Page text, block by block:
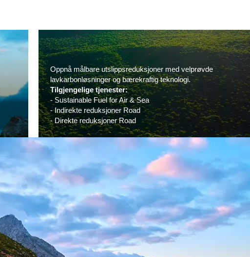
Oppnå målbare utslippsreduksjoner med velprøvde
lavkarbonløsninger og bærekraftig teknologi.
Tilgjengelige tjenester:
- Sustainable Fuel for Air & Sea
- Indirekte reduksjoner Road
- Direkte reduksjoner Road